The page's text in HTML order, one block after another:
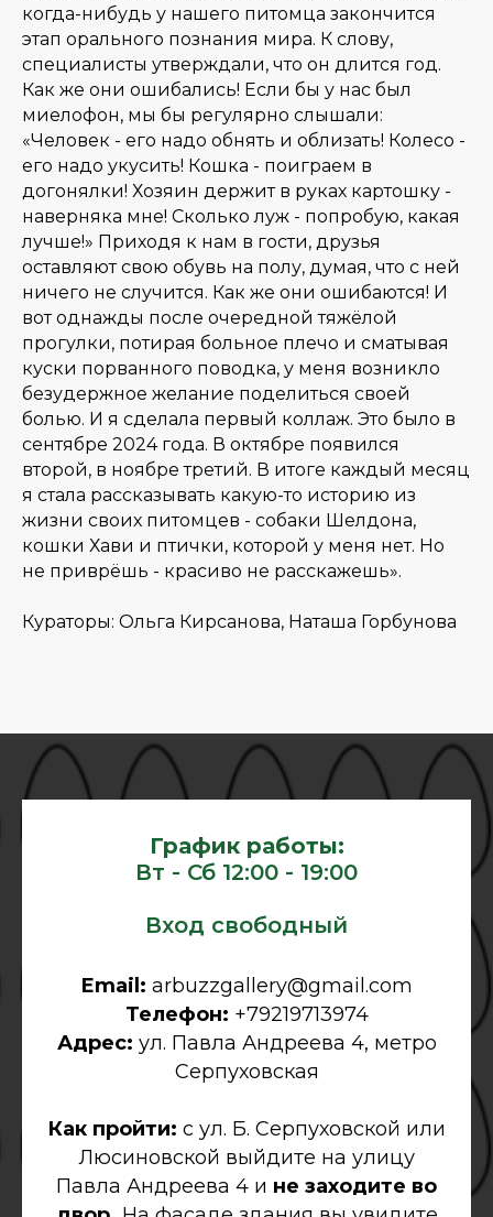
когда-нибудь у нашего питомца закончится
этап орального познания мира. К слову,
специалисты утверждали, что он длится год.
Как же они ошибались! Если бы у нас был
миелофон, мы бы регулярно слышали:
«Человек - его надо обнять и облизать! Колесо -
его надо укусить! Кошка - поиграем в
догонялки! Хозяин держит в руках картошку -
наверняка мне! Сколько луж - попробую, какая
лучше!» Приходя к нам в гости, друзья
оставляют свою обувь на полу, думая, что с ней
ничего не случится. Как же они ошибаются! И
вот однажды после очередной тяжёлой
прогулки, потирая больное плечо и сматывая
куски порванного поводка, у меня возникло
безудержное желание поделиться своей
болью. И я сделала первый коллаж. Это было в
сентябре 2024 года. В октябре появился
второй, в ноябре третий. В итоге каждый месяц
я стала рассказывать какую-то историю из
жизни своих питомцев - собаки Шелдона,
кошки Хави и птички, которой у меня нет. Но
не приврёшь - красиво не расскажешь».
Кураторы: Ольга Кирсанова, Наташа Горбунова
График работы:
Вт - Сб 12:00 - 19:00
Вход свободный
Email: arbuzzgallery@gmail.com
Телефон: +79219713974
Адрес: ул. Павла Андреева 4, метро
Серпуховская
Как пройти: с ул. Б. Серпуховской или
Люсиновской выйдите на улицу
Павла Андреева 4 и не заходите во